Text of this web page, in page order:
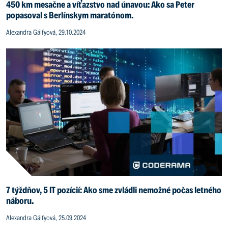
450 km mesačne a víťazstvo nad únavou: Ako sa Peter
popasoval s Berlínskym maratónom.
Alexandra Gálfyová, 29.10.2024
7 týždňov, 5 IT pozícií: Ako sme zvládli nemožné počas letného
náboru.
Alexandra Gálfyová, 25.09.2024